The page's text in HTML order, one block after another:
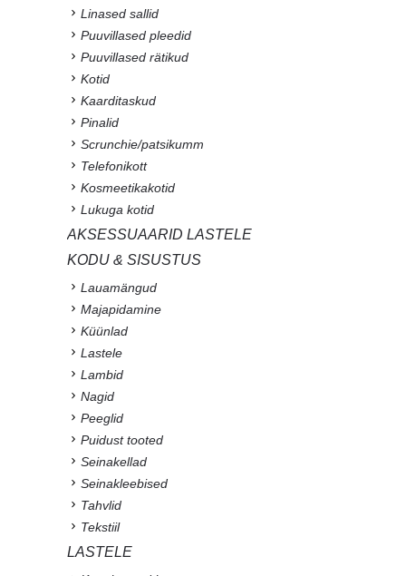
Linased sallid
Puuvillased pleedid
Puuvillased rätikud
Kotid
Kaarditaskud
Pinalid
Scrunchie/patsikumm
Telefonikott
Kosmeetikakotid
Lukuga kotid
AKSESSUAARID LASTELE
KODU & SISUSTUS
Lauamängud
Majapidamine
Küünlad
Lastele
Lambid
Nagid
Peeglid
Puidust tooted
Seinakellad
Seinakleebised
Tahvlid
Tekstiil
LASTELE